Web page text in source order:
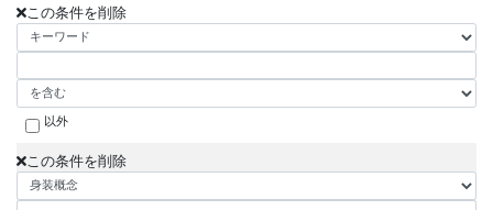
この条件を削除
以外
この条件を削除